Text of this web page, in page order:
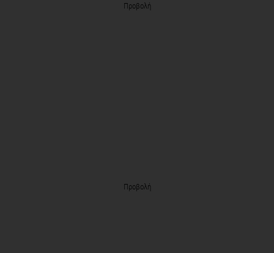
Προβολή
Προβολή